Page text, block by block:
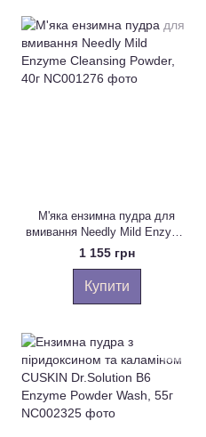
М'яка ензимна пудра для
вмивання Needly Mild Enzyme
Cleansing Powder, 40г
1 155 грн
Купити